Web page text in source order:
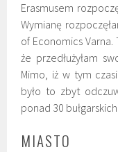
Erasmusem
Wymianę
of Economics Varna.
że przedłużyłam
Mimo, iż w tym
było to zbyt
ponad 30
MIASTO